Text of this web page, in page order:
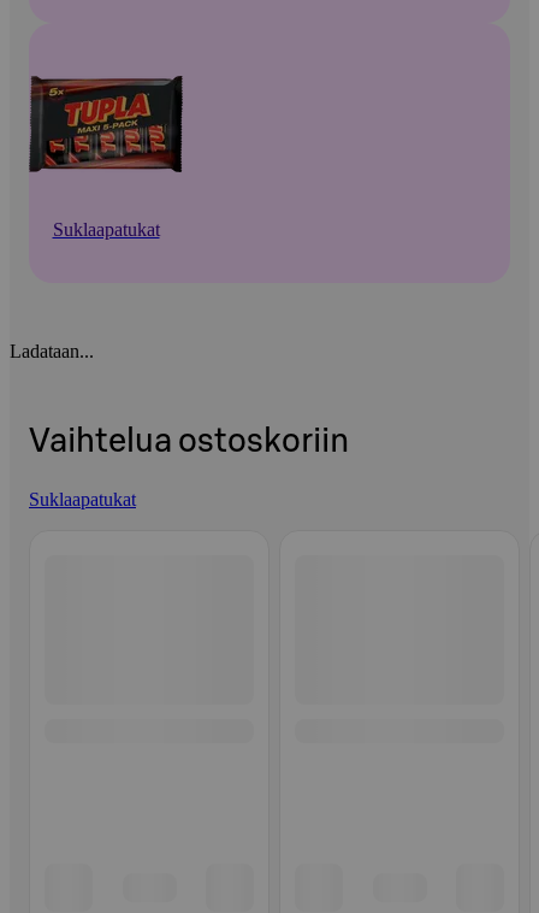
Suklaapatukat
Ladataan...
Vaihtelua ostoskoriin
Suklaapatukat